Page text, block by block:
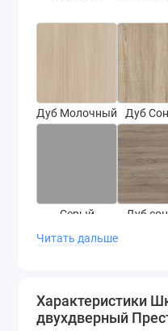
Дуб Молочный Дуб
Серый
Дуб
Читать дальше
Характеристики
двухдверный